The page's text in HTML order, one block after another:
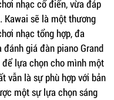
nhạc cổ điển, vừa đáp
Kawai sẽ là một thương
nhạc tổng hợp, đa
giá đàn piano Grand
lựa chọn cho mình một
vẫn là sự phù hợp với bản
một sự lựa chọn sáng